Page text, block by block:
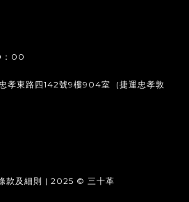
：00
孝東路四142號9樓904室 (捷運忠孝敦
款及細則 | 2025 © 三十革